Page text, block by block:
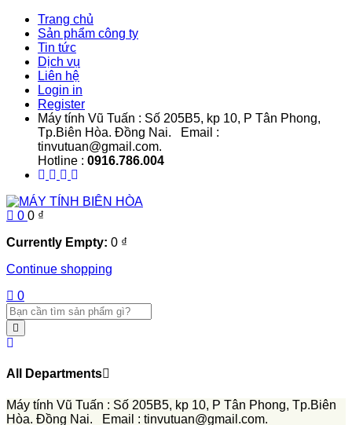
Trang chủ
Sản phẩm công ty
Tin tức
Dịch vụ
Liên hệ
Login in
Register
Máy tính Vũ Tuấn : Số 205B5, kp 10, P Tân Phong,
Tp.Biên Hòa. Đồng Nai. Email :
tinvutuan@gmail.com.
Hotline : 0916.786.004
0 0 ₫
Currently Empty: 0 ₫
Continue shopping
0
All Departments
Máy tính Vũ Tuấn : Số 205B5, kp 10, P Tân Phong, Tp.Biên
Hòa. Đồng Nai. Email : tinvutuan@gmail.com.